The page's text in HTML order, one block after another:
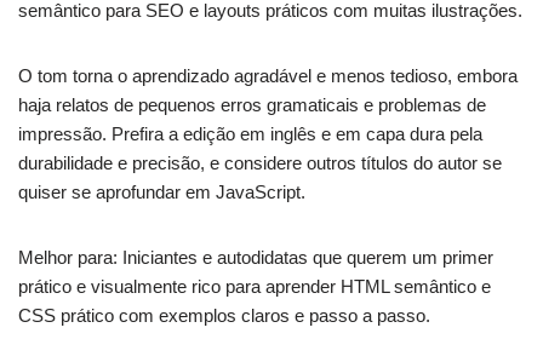
semântico para SEO e layouts práticos com muitas ilustrações.
O tom torna o aprendizado agradável e menos tedioso, embora
haja relatos de pequenos erros gramaticais e problemas de
impressão. Prefira a edição em inglês e em capa dura pela
durabilidade e precisão, e considere outros títulos do autor se
quiser se aprofundar em JavaScript.
Melhor para: Iniciantes e autodidatas que querem um primer
prático e visualmente rico para aprender HTML semântico e
CSS prático com exemplos claros e passo a passo.